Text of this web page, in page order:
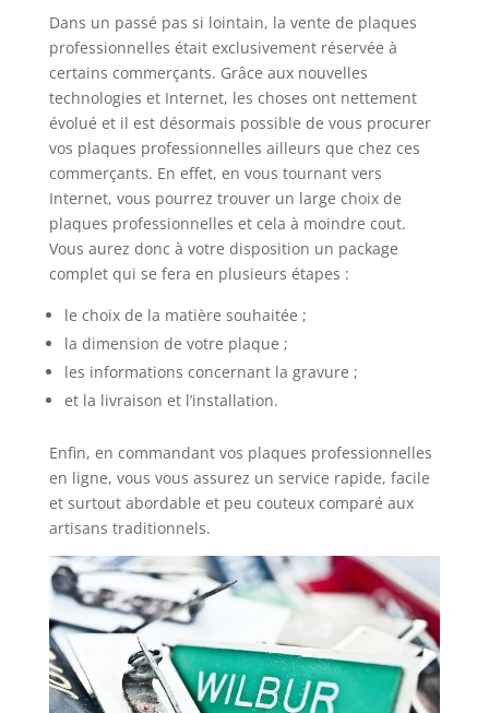
Dans un passé pas si lointain, la vente de plaques
professionnelles était exclusivement réservée à
certains commerçants. Grâce aux nouvelles
technologies et Internet, les choses ont nettement
évolué et il est désormais possible de vous procurer
vos plaques professionnelles ailleurs que chez ces
commerçants. En effet, en vous tournant vers
Internet, vous pourrez trouver un large choix de
plaques professionnelles et cela à moindre cout.
Vous aurez donc à votre disposition un package
complet qui se fera en plusieurs étapes :
le choix de la matière souhaitée ;
la dimension de votre plaque ;
les informations concernant la gravure ;
et la livraison et l’installation.
Enfin, en commandant vos plaques professionnelles
en ligne, vous vous assurez un service rapide, facile
et surtout abordable et peu couteux comparé aux
artisans traditionnels.